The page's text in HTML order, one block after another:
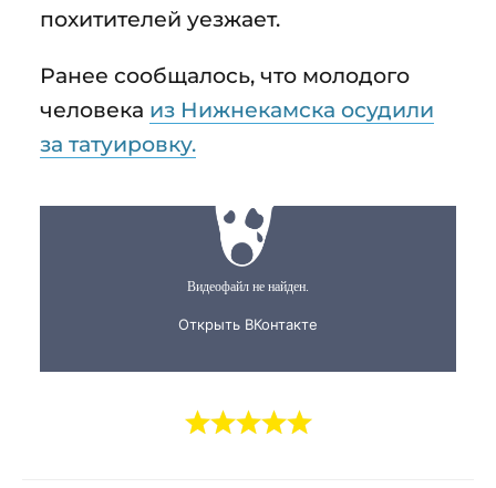
похитителей уезжает.
Ранее сообщалось, что молодого
человека из Нижнекамска осудили
за татуировку.